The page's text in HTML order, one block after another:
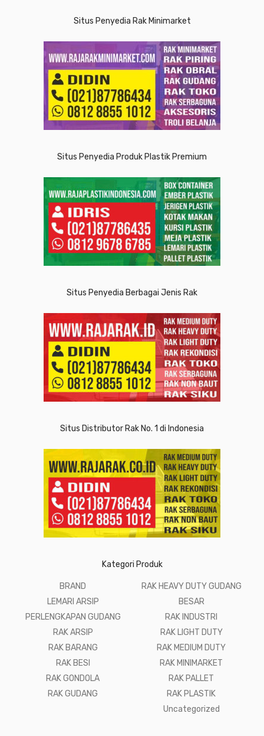
Situs Penyedia Rak Minimarket
Situs Penyedia Produk Plastik Premium
Situs Penyedia Berbagai Jenis Rak
Situs Distributor Rak No. 1 di Indonesia
Kategori Produk
BRAND
LEMARI ARSIP
PERLENGKAPAN GUDANG
RAK ARSIP
RAK BARANG
RAK BESI
RAK GONDOLA
RAK GUDANG
RAK HEAVY DUTY GUDANG
BESAR
RAK INDUSTRI
RAK LIGHT DUTY
RAK MEDIUM DUTY
RAK MINIMARKET
RAK PALLET
RAK PLASTIK
Uncategorized